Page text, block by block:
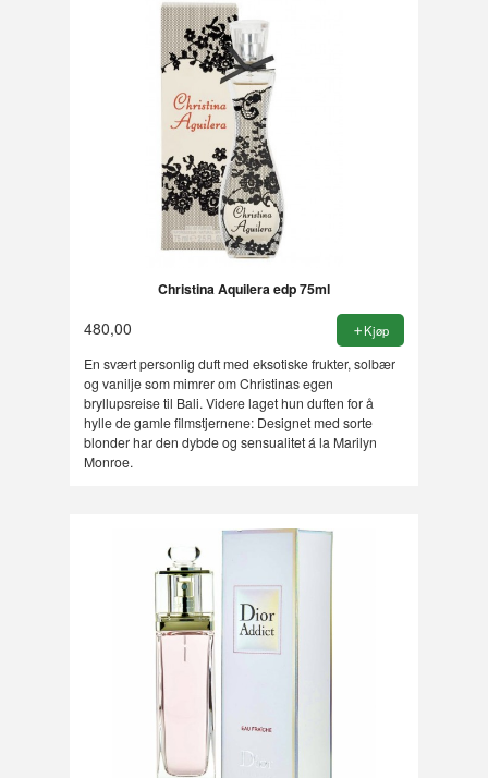
Christina Aquilera edp 75ml
480,00 Kjøp
En svært personlig duft med eksotiske frukter, solbær
og vanilje som mimrer om Christinas egen
bryllupsreise til Bali. Videre laget hun duften for å
hylle de gamle filmstjernene: Designet med sorte
blonder har den dybde og sensualitet á la Marilyn
Monroe.